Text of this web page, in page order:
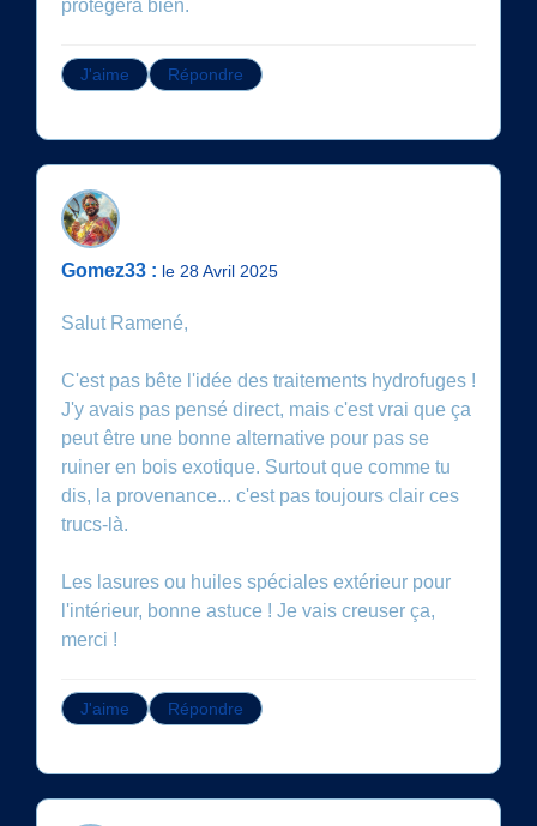
J'aime Répondre
Gomez33 : le 28 Avril 2025
Salut Ramené,
C'est pas bête l'idée des traitements hydrofuges !
J'y avais pas pensé direct, mais c'est vrai que ça
peut être une bonne alternative pour pas se
ruiner en bois exotique. Surtout que comme tu
dis, la provenance... c'est pas toujours clair ces
trucs-là.
Les lasures ou huiles spéciales extérieur pour
l'intérieur, bonne astuce ! Je vais creuser ça,
merci !
J'aime Répondre